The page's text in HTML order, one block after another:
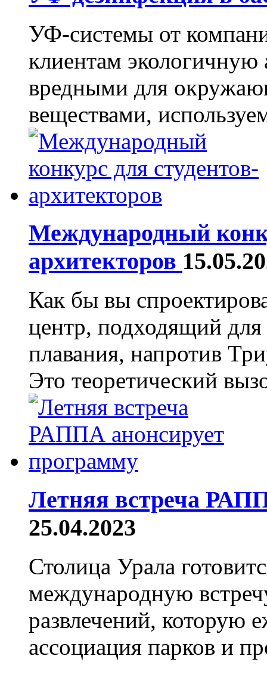
УФ-системы от
клиентам экологичную
вредными для
веществами,
Международный
архитекторов
Как бы вы
центр, подходящий
плавания, напротив
Это теоретический
Летняя встреча
25.04.2023
Столица Урала
международную
развлечений, которую
ассоциация парков и